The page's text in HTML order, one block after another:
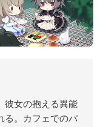
彼女の抱える異能
る。カフェでのパ